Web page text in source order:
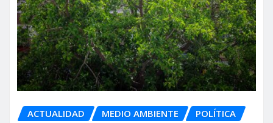
ACTUALIDAD MEDIO AMBIENTE POLÍTICA